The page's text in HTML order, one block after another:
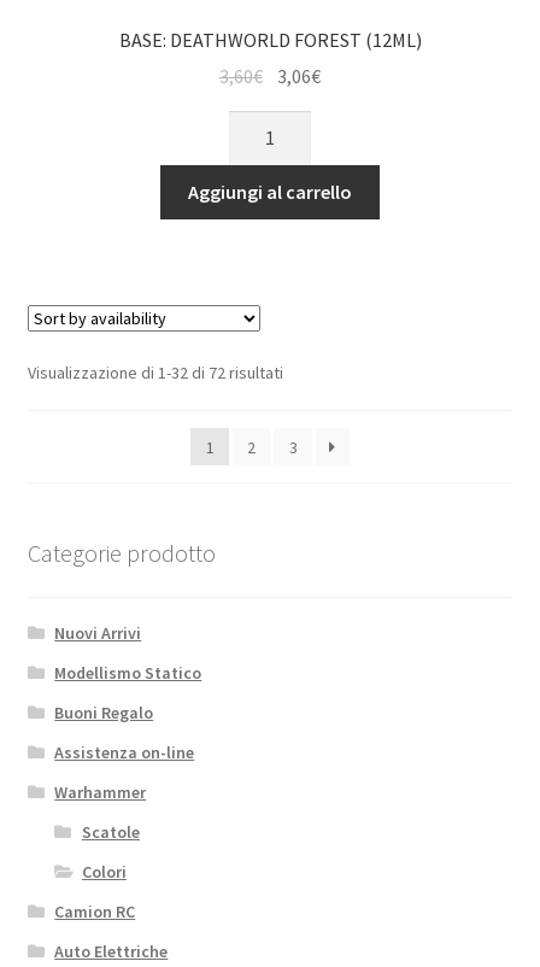
BASE: DEATHWORLD FOREST (12ML)
3,60€
prezzo
originale
era:
3,60€.
3,06€Il
è:
3,06€.
FOREST
(12ML)
Aggiungi al carrello
Visualizzazione di 1-32 di 72 risultati
1 2 3
Categorie prodotto
Nuovi Arrivi
Modellismo Statico
Buoni Regalo
Assistenza on-line
Warhammer
Scatole
Colori
Camion RC
Auto Elettriche